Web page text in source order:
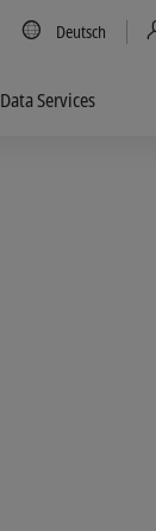
Country/
Deutsch
Data Services